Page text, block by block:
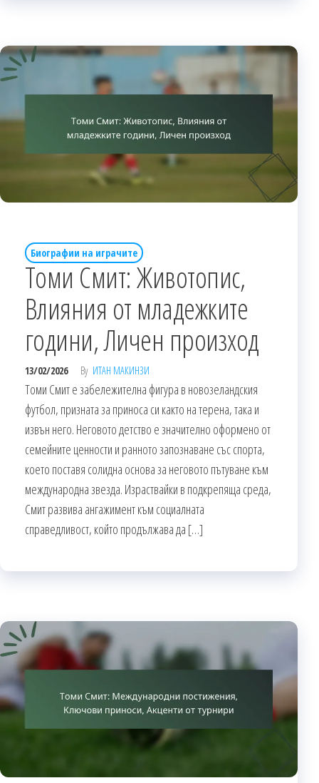
Биографии на играчите
Томи Смит: Животопис,
Влияния от младежките
години, Личен произход
13/02/2026 By ИТАН МАКИНЗИ
Томи Смит е забележителна фигура в новозеландския
футбол, призната за приноса си както на терена, така и
извън него. Неговото детство е значително оформено от
семейните ценности и ранното запознаване със спорта,
което поставя солидна основа за неговото пътуване към
международна звезда. Израствайки в подкрепяща среда,
Смит развива ангажимент към социалната
справедливост, който продължава да […]